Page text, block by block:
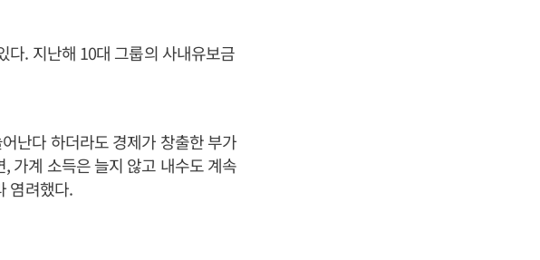
다. 지난해 10대 그룹의 사내유보금
난다 하더라도 경제가 창출한 부가
가계 소득은 늘지 않고 내수도 계속
염려했다.